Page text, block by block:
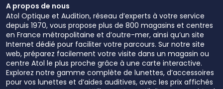
A propos de nous
Atol Optique et Audition, réseau d’experts à votre service
depuis 1970, vous propose plus de 800 magasins et centres
en France métropolitaine et d’outre-mer, ainsi qu’un site
Internet dédié pour faciliter votre parcours. Sur notre site
web, préparez facilement votre visite dans un magasin ou
centre Atol le plus proche grâce à une carte interactive.
Explorez notre gamme complète de lunettes, d’accessoires
pour vos lunettes et d’aides auditives, avec les prix affichés